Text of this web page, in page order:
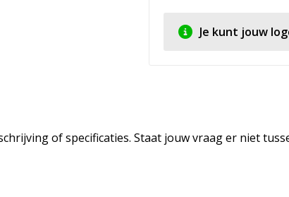
Je kunt jouw
of specificaties. Staat jouw vraag er niet